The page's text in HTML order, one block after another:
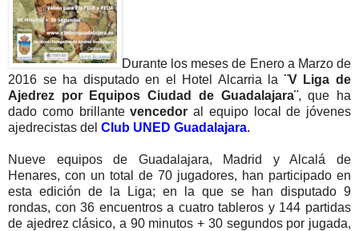
Durante los meses de Enero a Marzo de
2016 se ha disputado en el Hotel Alcarria la ¨V Liga de
Ajedrez por Equipos Ciudad de Guadalajara¨, que ha
dado como brillantevencedor al equipo local de jóvenes
ajedrecistas del Club UNED Guadalajara.
Nueve equipos de Guadalajara, Madrid y Alcalá de
Henares, con un total de 70 jugadores, han participado en
esta edición de la Liga; en la que se han disputado 9
rondas, con 36 encuentros a cuatro tableros y 144 partidas
de ajedrez clásico, a 90 minutos + 30 segundos por jugada,